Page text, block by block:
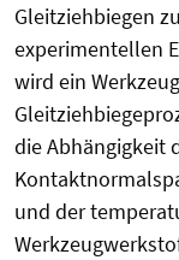
Gleitziehbiegen
experimentellen
wird ein
die Abhängigkeit
und der